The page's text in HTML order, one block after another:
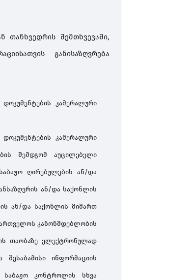
თანხვედრის შემთხვევაში,
განისაზღვრება
დოკუმენტების კამერალური
დოკუმენტების კამერალური
შემდგომ აუცილებელი
საბაჟო ღირებულების ან/და
ან/და საქონლის
ან/და საქონლის მიმართ
კანონმდებლობის
თაობაზე ელექტრონულად
შესაბამისი ინფორმაციის
საბაჟო კონტროლის სხვა